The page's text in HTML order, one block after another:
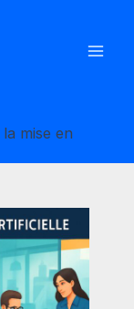
mise en